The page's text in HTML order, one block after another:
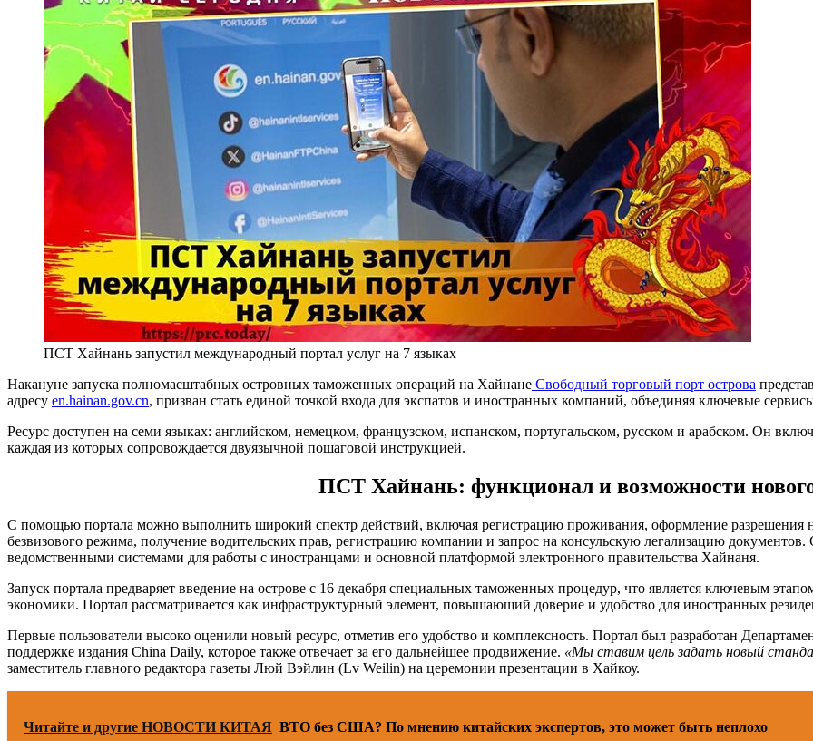
ПСТ Хайнань запустил международный портал услуг на 7 языках
Накануне запуска полномасштабных островных таможенных операций на Хайнане Свободный торговый порт острова
адресу en.hainan.gov.cn, призван стать единой точкой входа для экспатов и иностранных компаний, объединяя ключевые
Ресурс доступен на семи языках: английском, немецком, французском, испанском, португальском, русском и арабском. Он
каждая из которых сопровождается двуязычной пошаговой инструкцией.
ПСТ Хайнань: функционал и возможности
С помощью портала можно выполнить широкий спектр действий, включая регистрацию проживания, оформление разрешения
безвизового режима, получение водительских прав, регистрацию компании и запрос на консульскую легализацию
ведомственными системами для работы с иностранцами и основной платформой электронного правительства Хайнаня.
Запуск портала предваряет введение на острове с 16 декабря специальных таможенных процедур, что является ключевым
экономики. Портал рассматривается как инфраструктурный элемент, повышающий доверие и удобство для иностранных
Первые пользователи высоко оценили новый ресурс, отметив его удобство и комплексность. Портал был разработан
поддержке издания China Daily, которое также отвечает за его дальнейшее продвижение. «Мы ставим цель задать новый
заместитель главного редактора газеты Люй Вэйлин (Lv Weilin) на церемонии презентации в Хайкоу.
Читайте и другие НОВОСТИ КИТАЯ ВТО без США? По мнению китайских экспертов, это может быть неплохо